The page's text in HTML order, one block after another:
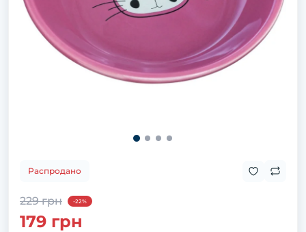
Распродано
229 грн -22%
179 грн